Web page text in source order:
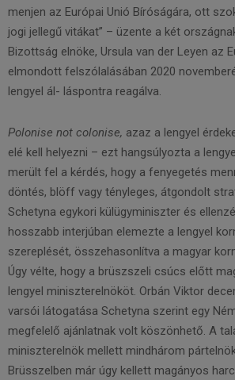
menjen az Európai Unió Bíróságára, ott
jogi jellegű vitákat” – üzente a két
Bizottság elnöke, Ursula van der Leyen az
elmondott felszólalásában 2020
lengyel ál- láspontra reagálva.
Polonise not colonise, azaz a lengyel
elé kell helyezni – ezt hangsúlyozta a
merült fel a kérdés, hogy a fenyegetés
döntés, blöff vagy tényleges, átgondolt
Schetyna egykori külügyminiszter és
hosszabb interjúban elemezte a lengyel
szereplését, összehasonlítva a magyar
Úgy vélte, hogy a brüszszeli csúcs előtt
lengyel miniszterelnököt. Orbán Viktor
varsói látogatása Schetyna szerint egy
megfelelő ajánlatnak volt köszönhető. A
miniszterelnök mellett mindhárom
Brüsszelben már úgy kellett magányos